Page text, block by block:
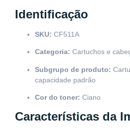
Identificação
SKU: CF511A
Categoria: Cartuchos e
Subgrupo de produto:
capacidade padrão
Cor do toner: Ciano
Características da